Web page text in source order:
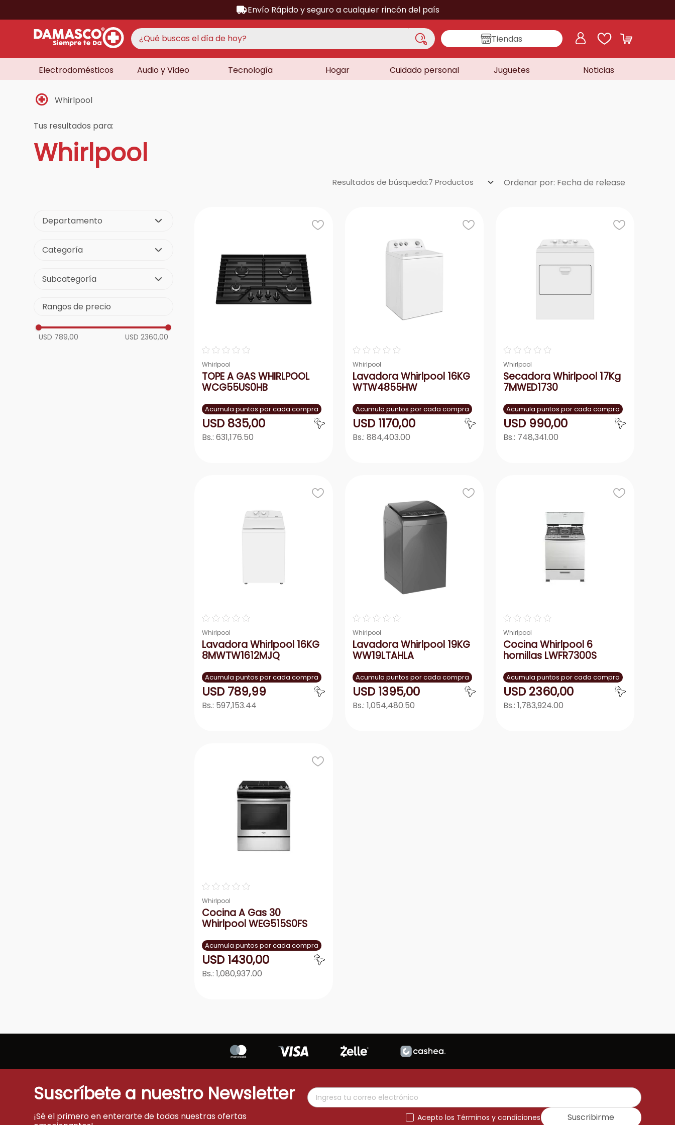
Envío Rápido y seguro a cualquier rincón del país
¿Qué buscas el día de hoy?
Tiendas
Electrodomésticos Audio y Video Tecnología Hogar Cuidado personal Juguetes Noticias
Whirlpool
Tus resultados para:
Whirlpool
Departamento
Categoría
Subcategoría
Lavadoras
Cocinas
Secadoras
Rangos de precio
USD 789,00 USD 2360,00
Resultados de búsqueda:7 Productos Ordenar por Fecha de release
☆☆☆☆☆
Whirlpool
TOPE A GAS WHIRLPOOL
WCG55US0HB
Acumula puntos por cada compra
USD 835,00
Bs.: 631,176.50
☆☆☆☆☆
Whirlpool
Lavadora Whirlpool 16KG
WTW4855HW
Acumula puntos por cada compra
USD 1170,00
Bs.: 884,403.00
☆☆☆☆☆
Whirlpool
Secadora Whirlpool 17Kg
7MWED1730
Acumula puntos por cada compra
USD 990,00
Bs.: 748,341.00
☆☆☆☆☆
Whirlpool
Lavadora Whirlpool 16KG
8MWTW1612MJQ
Acumula puntos por cada compra
USD 789,99
Bs.: 597,153.44
☆☆☆☆☆
Whirlpool
Lavadora Whirlpool 19KG
WW19LTAHLA
Acumula puntos por cada compra
USD 1395,00
Bs.: 1,054,480.50
☆☆☆☆☆
Whirlpool
Cocina Whirlpool 6
hornillas LWFR7300S
Acumula puntos por cada compra
USD 2360,00
Bs.: 1,783,924.00
☆☆☆☆☆
Whirlpool
Cocina A Gas 30
Whirlpool WEG515S0FS
Acumula puntos por cada compra
USD 1430,00
Bs.: 1,080,937.00
Suscríbete a nuestro Newsletter
¡Sé el primero en enterarte de todas nuestras ofertas
Acepto los Términos y condiciones Suscribirme
TÉRMINOS MÁS BUSCADOS